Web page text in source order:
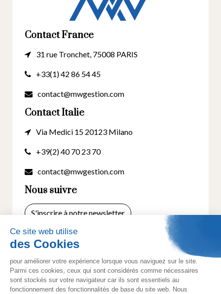
Contact France
31 rue Tronchet, 75008 PARIS
+33(1) 42 86 54 45
contact@mwgestion.com
Contact Italie
Via Medici 15 20123 Milano
+39(2) 40 70 23 70
contact@mwgestion.com
Nous suivre
S'inscrire à notre newsletter
© 2025 Tous droits réservés. Créé par Actusite.fr
Mentions légales -Cookies- Politique de
confidentialité